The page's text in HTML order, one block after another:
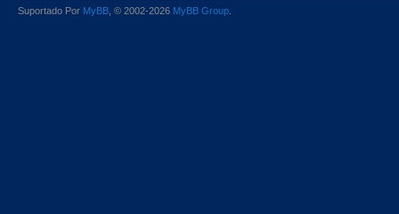
Suportado Por MyBB , © 2002-2026 MyBB Group